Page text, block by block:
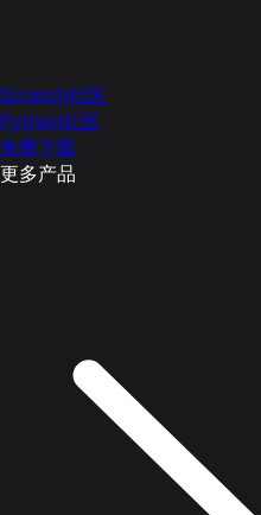
Scratch社区
Python社区
免费下载
更多产品